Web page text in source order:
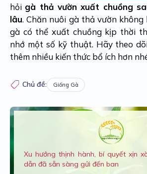
hỏi gà thả vườn xuất chuồng
lâu. Chăn nuôi gà thả vườn
gà có thể xuất chuồng kịp thời
nhớ một số kỹ thuật. Hãy theo
thêm nhiều kiến thức bổ ích hơn
Chủ đề: Giống Gà
Xu hướng thịnh hành, bí quyết xịn
dẫn đã sẵn sàng gửi đến ban